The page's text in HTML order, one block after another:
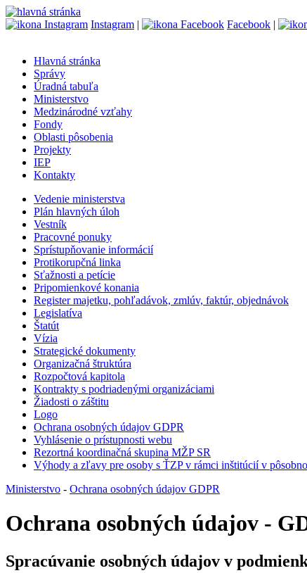
Instagram | Facebook |
Hlavná stránka
Správy
Úradná tabuľa
Ministerstvo
Medzinárodné vzťahy
Fondy
Oblasti pôsobenia
Projekty
IEP
Kontakty
Vedenie ministerstva
Plán hlavných úloh
Vestník
Pracovné ponuky
Sprístupňovanie informácií
Protikorupčná linka
Sťažnosti a petície
Pripomienkové konania
Register majetku, pohľadávok, zmlúv, faktúr, objednávok
Legislatíva
Štatút
Vízia
Strategické dokumenty
Organizačná štruktúra
Rozpočtová kapitola
Kontrakty s podriadenými organizáciami
Žiadosti o záštitu
Logo
Ochrana osobných údajov GDPR
Vyhlásenie o prístupnosti webu
Rezortná koordinačná skupina MŽP SR
Výhody a zľavy pre osoby s ŤZP v rámci inštitúcií v
Ministerstvo - Ochrana osobných údajov GDPR
Ochrana osobných údajov -
Spracúvanie osobných údajov v